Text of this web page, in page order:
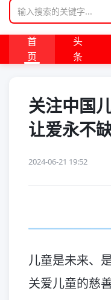
首
页
头
条
关注中国
让爱永不
2024-06-21 19:52
儿童是未来、
关爱儿童的慈